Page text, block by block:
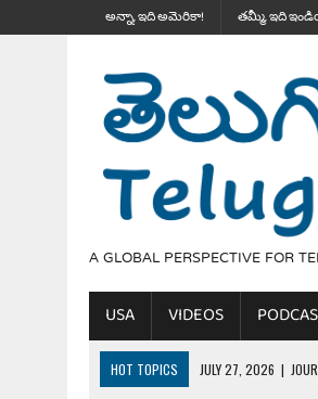
అన్నా, ఇది అమెరికా! తమ్మీ, ఇది
A GLOBAL PERSPECTIVE FOR
USA VIDEOS
HOT TOPICS JULY 27, 2026 |